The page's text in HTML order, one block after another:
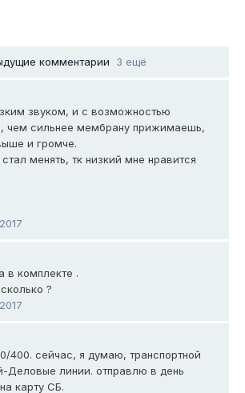
комментарии 3 ещё
звуком, и с возможностью
чем сильнее мембрану прижимаешь,
и громче.
менять, тк низкий мне нравится
в комплекте .
?
400. сейчас, я думаю, транспортной
Деловые линии. отправлю в день
карту СБ.